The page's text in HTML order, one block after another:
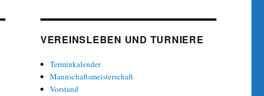
VEREINSLEBEN UND TURNIERE
Terminkalender
Mannschaftsmeisterschaft
Vorstand